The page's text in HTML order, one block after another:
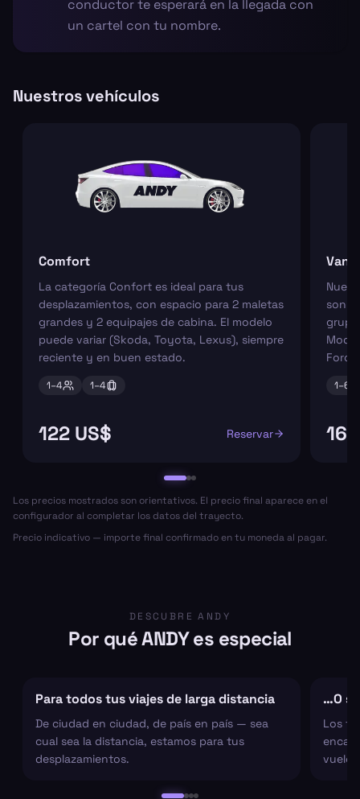
conductor te esperará en la llegada con
un cartel con tu nombre.
Nuestros vehículos
Comfort
La categoría Confort es ideal para tus
desplazamientos, con espacio para 2 maletas
grandes y 2 equipajes de cabina. El modelo
puede variar (Skoda, Toyota, Lexus), siempre
reciente y en buen estado.
1–4 1–4
122 US$ Reservar
Van
son
Ford
1–6
Los precios mostrados son orientativos. El precio final aparece en el
configurador al completar los datos del trayecto.
Precio indicativo — importe final confirmado en tu moneda al pagar.
DESCUBRE ANDY
Por qué ANDY es especial
Para todos tus viajes de larga distancia
De ciudad en ciudad, de país en país — sea
cual sea la distancia, estamos para tus
desplazamientos.
…O
Los
vuelo